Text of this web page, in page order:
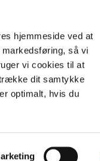
hjemmeside ved at
så vi
vi cookies til at
dit samtykke
optimalt, hvis du